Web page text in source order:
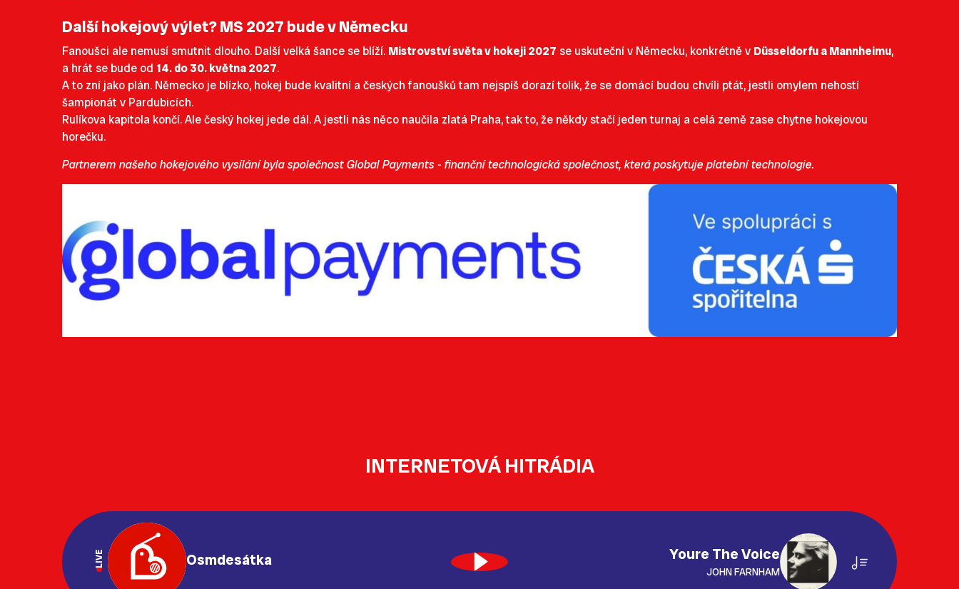
Další hokejový výlet? MS 2027 bude v Německu
Fanoušci ale nemusí smutnit dlouho. Další velká šance se blíží. Mistrovství světa v hokeji 2027 se uskuteční v Německu, konkrétně v Düsseldorfu a Mannheimu,
a hrát se bude od 14. do 30. května 2027.
A to zní jako plán. Německo je blízko, hokej bude kvalitní a českých fanoušků tam nejspíš dorazí tolik, že se domácí budou chvíli ptát, jestli omylem nehostí
šampionát v Pardubicích.
Rulíkova kapitola končí. Ale český hokej jede dál. A jestli nás něco naučila zlatá Praha, tak to, že někdy stačí jeden turnaj a celá země zase chytne hokejovou
horečku.
Partnerem našeho hokejového vysílání byla společnost Global Payments - finanční technologická společnost, která poskytuje platební technologie.
INTERNETOVÁ HITRÁDIA
LIVE Osmdesátka Youre The Voice
JOHN FARNHAM